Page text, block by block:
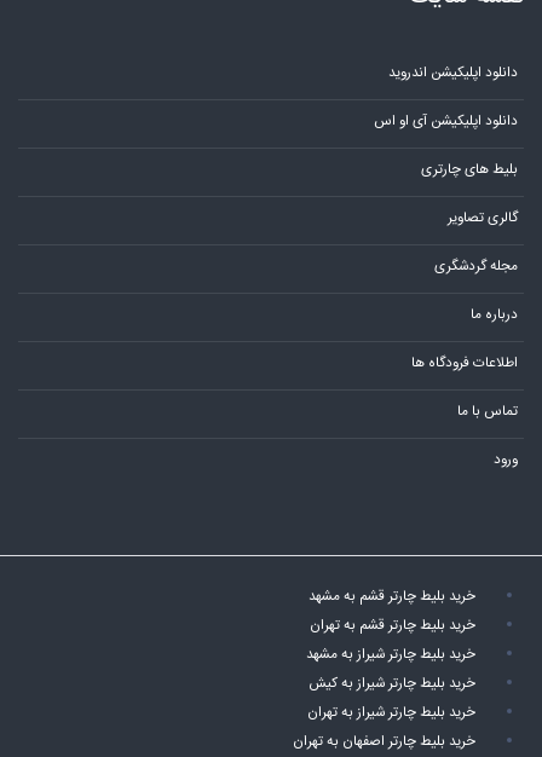
دانلود اپلیکیشن اندروید
دانلود اپلیکیشن آی او اس
بلیط های چارتری
گالری تصاویر
مجله گردشگری
درباره ما
اطلاعات فرودگاه ها
تماس با ما
ورود
خرید بلیط چارتر قشم به مشهد
خرید بلیط چارتر قشم به تهران
خرید بلیط چارتر شیراز به مشهد
خرید بلیط چارتر شیراز به کیش
خرید بلیط چارتر شیراز به تهران
خرید بلیط چارتر اصفهان به تهران